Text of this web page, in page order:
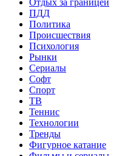
ПДД
Политика
Происшествия
Психология
Рынки
Сериалы
Софт
Спорт
ТВ
Теннис
Технологии
Тренды
Фигурное катание